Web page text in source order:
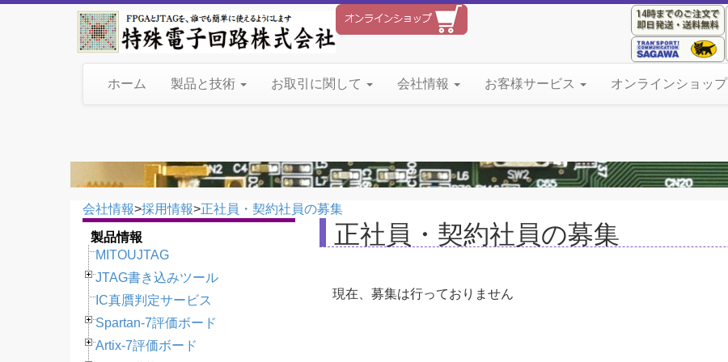
ホーム 製品と技術 お取引に関して 会社情報 お客様サービス オンラインショップ
会社情報>採用情報>正社員・契約社員の募集
製品情報
MITOUJTAG
JTAG書き込みツール
IC真贋判定サービス
Spartan-7評価ボード
Artix-7評価ボード
正社員・契約社員の募集
現在、募集は行っておりません